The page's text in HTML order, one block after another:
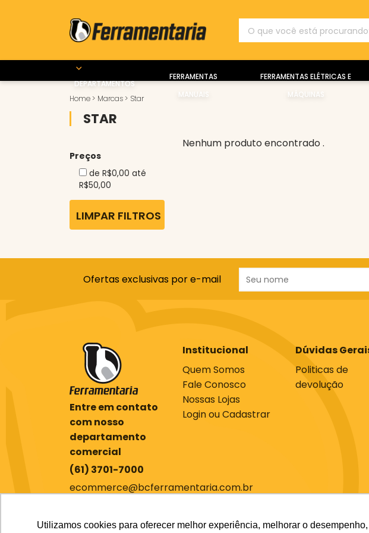
Utilizamos cookies para oferecer melhor experiência, melhorar o
DEPARTAMENTOS
FERRAMENTAS
MANUAIS
FERRAMENTAS ELÉTRICAS E
MÁQUINAS
Home > Marcas > Star
STAR
Preços
de R$0,00 até
R$50,00
LIMPAR FILTROS
Nenhum produto encontrado .
Ofertas exclusivas por e-mail
Entre em contato
com nosso
departamento
comercial
(61) 3701-7000
ecommerce@bcferramentaria.com.br
Institucional
Quem Somos
Fale Conosco
Nossas Lojas
Login ou Cadastrar
Dúvidas
Politicas de
devolução